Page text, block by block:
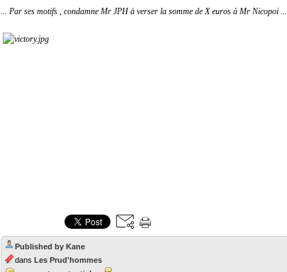
... Par ses motifs , condamne Mr JPH à verser la somme de X euros à Mr Nicopoi ...
Published by Kane
dans Les Prud'hommes